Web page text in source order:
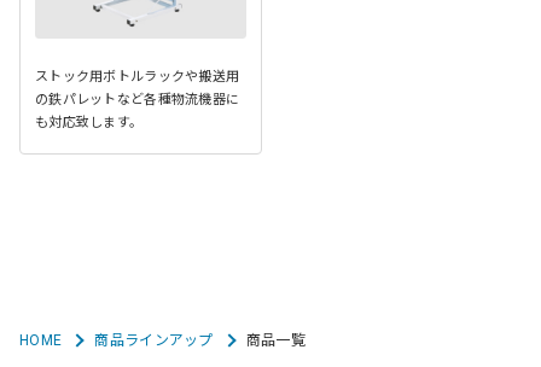
ストック用ボトルラックや搬送用
の鉄パレットなど各種物流機器に
も対応致します。
HOME 商品ラインアップ 商品一覧